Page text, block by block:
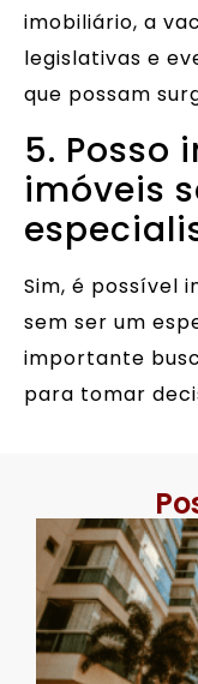
imobiliário, a
legislativas e
que possam
5. Posso
imóveis
Sim, é possível
sem ser um
importante
para tomar